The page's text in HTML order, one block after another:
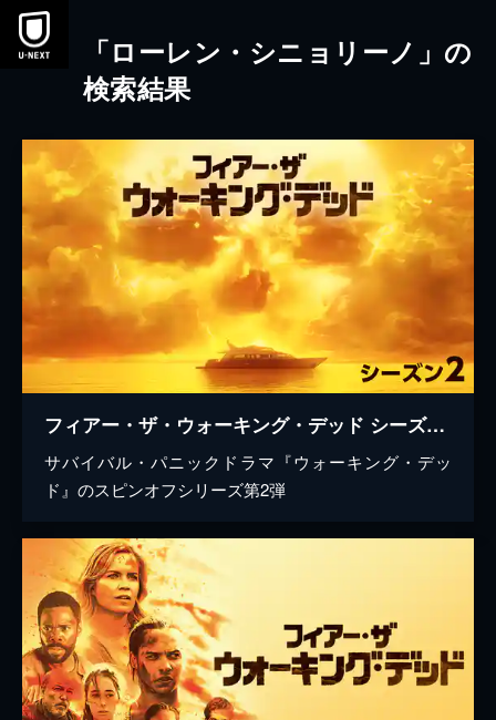
本文へスキップ
「ローレン・シニョリーノ」の
検索結果
フィアー・ザ・ウォーキング・デッド シーズン2
サバイバル・パニックドラマ『ウォーキング・デッ
ド』のスピンオフシリーズ第2弾